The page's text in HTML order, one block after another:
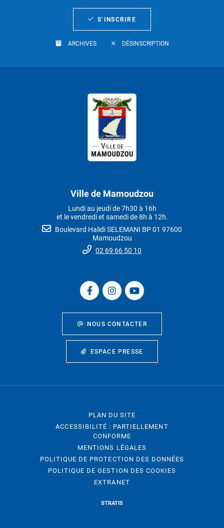
S’INSCRIRE
ARCHIVES DÉSINSCRIPTION
Ville de Mamoudzou
Lundi au jeudi de 7h30 à 16h
et le vendredi et samedi de 8h à 12h.
Boulevard Halidi SELEMANI BP 01 97600
Mamoudzou
02 69 66 50 10
NOUS CONTACTER
ESPACE PRESSE
PLAN DU SITE
ACCESSIBILITÉ : PARTIELLEMENT
CONFORME
MENTIONS LÉGALES
POLITIQUE DE PROTECTION DES DONNÉES
POLITIQUE DE GESTION DES COOKIES
EXTRANET
STRATIS